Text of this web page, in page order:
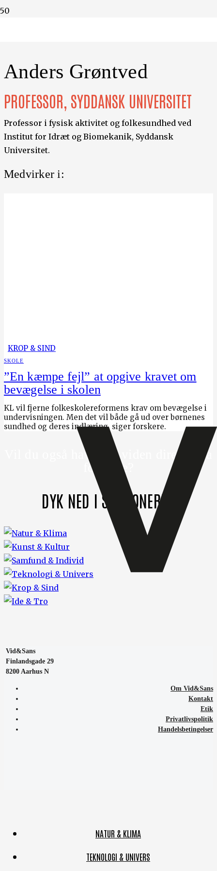
Anders Grøntved
PROFESSOR, SYDDANSK UNIVERSITET
Professor i fysisk aktivitet og folkesundhed ved
Institut for Idræt og Biomekanik, Syddansk
Universitet.
Medvirker i:
KROP & SIND
SKOLE
”En kæmpe fejl” at opgive kravet om
bevægelse i skolen
KL vil fjerne folkeskolereformens krav om bevægelse i
undervisningen. Men det vil både gå ud over børnenes
sundhed og deres indlæring, siger forskere.
Vil du også have din viden direkte fra
forskere?
DYK NED I SEKTIONERNE
Vid&Sans
Finlandsgade 29
8200 Aarhus N
Om Vid&Sans
Kontakt
Etik
Privatlivspolitik
Handelsbetingelser
NATUR & KLIMA
TEKNOLOGI & UNIVERS